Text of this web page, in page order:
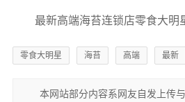
最新高端海苔连锁店零食大明
零食大明星 海苔 高端 最新
本网站部分内容系网友自发上传